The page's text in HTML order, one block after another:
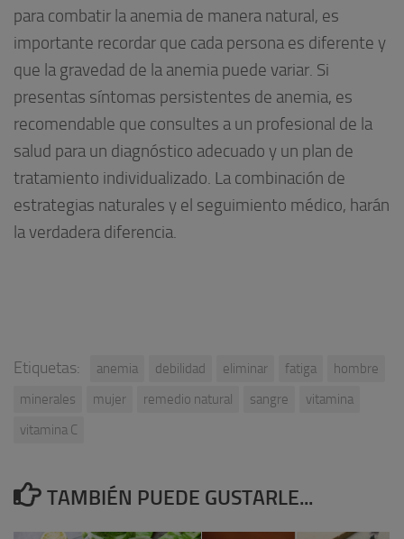
para combatir la anemia de manera natural, es
importante recordar que cada persona es diferente y
que la gravedad de la anemia puede variar. Si
presentas síntomas persistentes de anemia, es
recomendable que consultes a un profesional de la
salud para un diagnóstico adecuado y un plan de
tratamiento individualizado. La combinación de
estrategias naturales y el seguimiento médico, harán
la verdadera diferencia.
Etiquetas: anemia debilidad eliminar fatiga
hombre
minerales
mujer remedio natural sangre
vitamina
vitamina C
TAMBIÉN PUEDE GUSTARLE...